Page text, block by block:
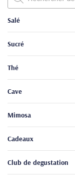
produits
Salé
Sucré
Thé
Cave
Mimosa
Cadeaux
Club de degustation